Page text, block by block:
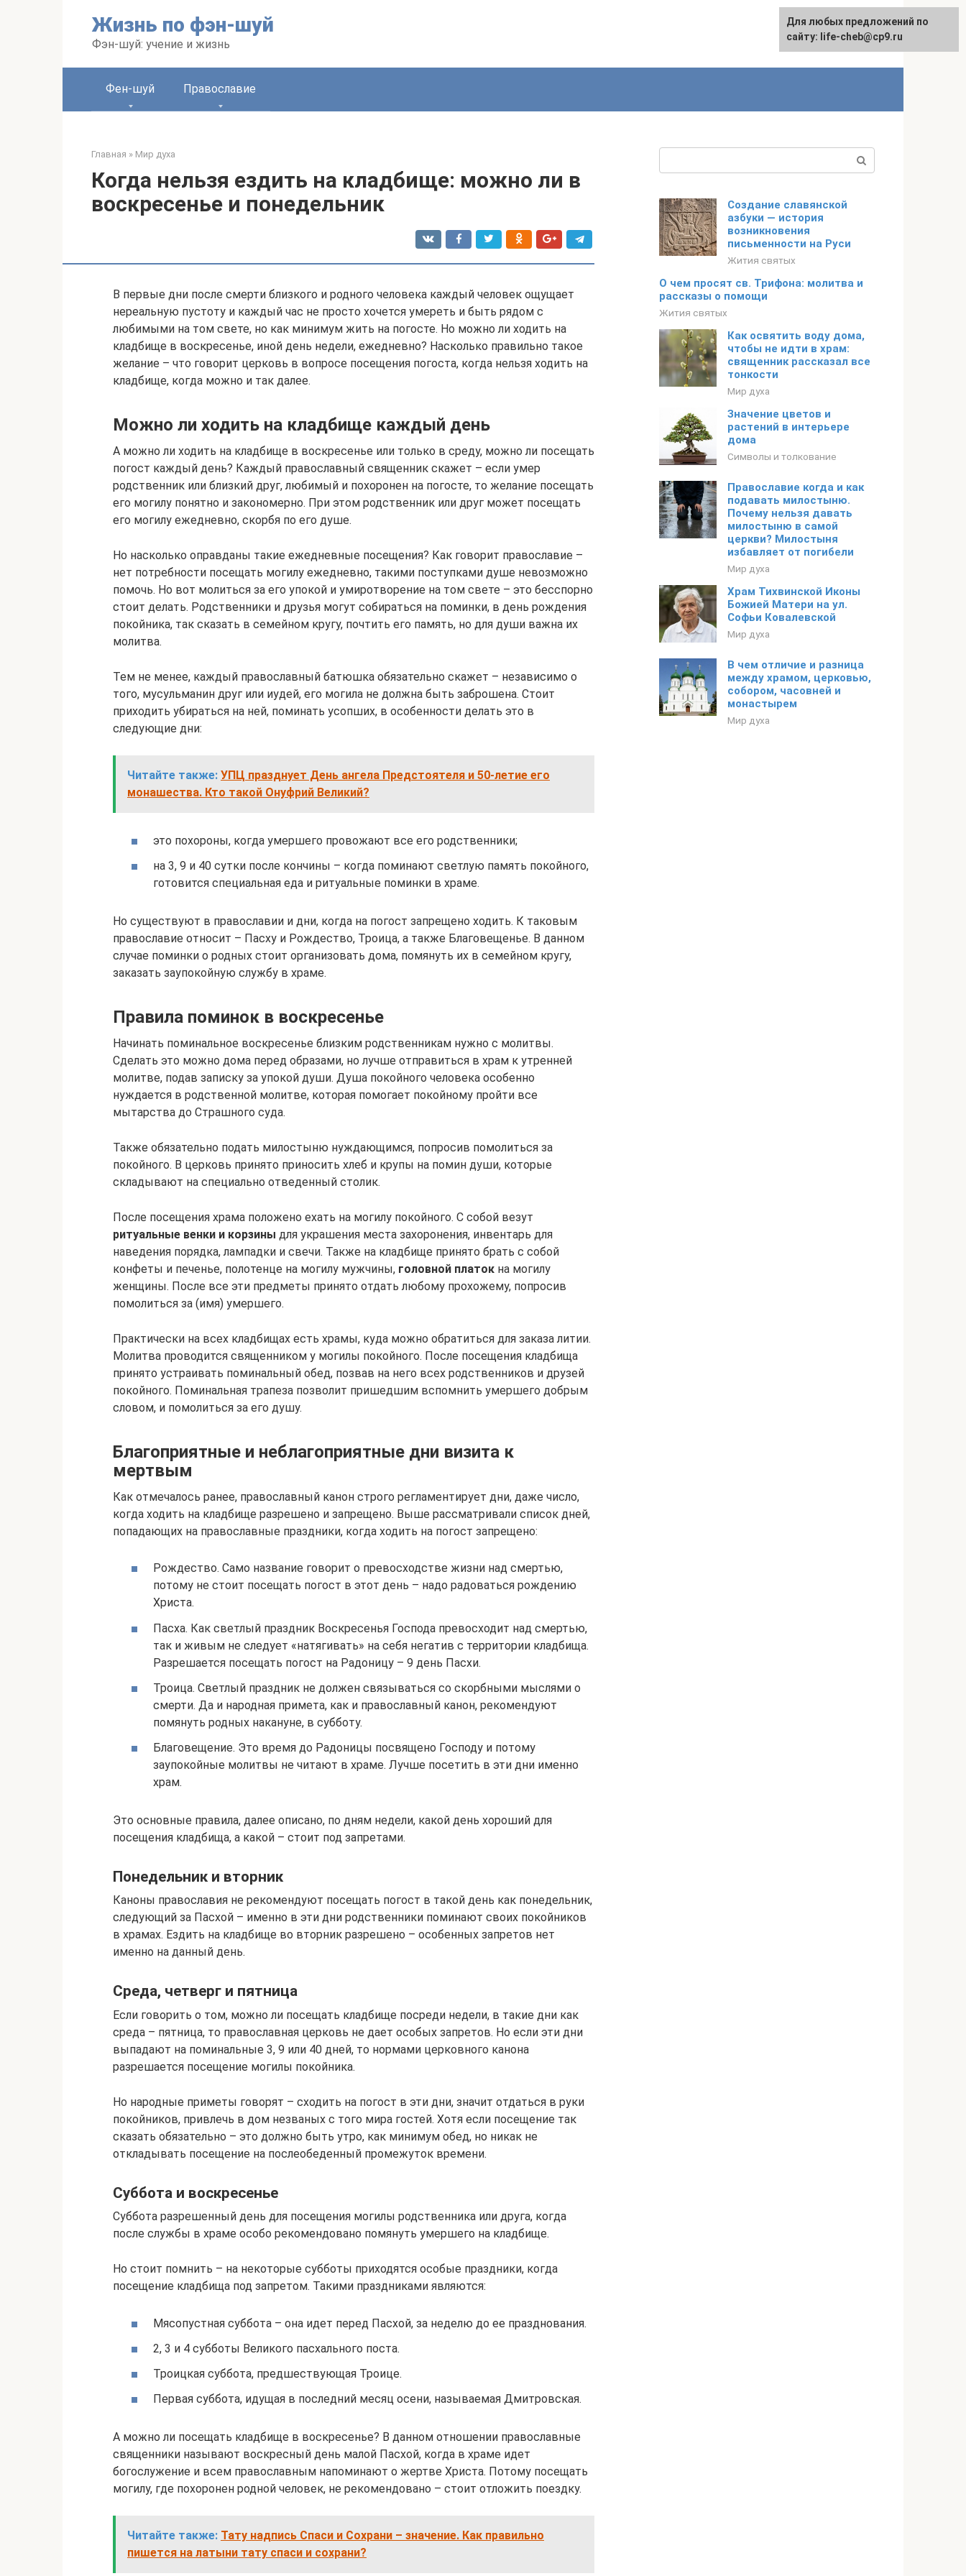
Жизнь по фэн-шуй
Фэн-шуй: учение и жизнь
Фен-шуй Православие
Главная » Мир духа
Когда нельзя ездить на кладбище: можно ли в
воскресенье и понедельник
В первые дни после смерти близкого и родного человека каждый человек ощущает
нереальную пустоту и каждый час не просто хочется умереть и быть рядом с
любимыми на том свете, но как минимум жить на погосте. Но можно ли ходить на
кладбище в воскресенье, иной день недели, ежедневно? Насколько правильно такое
желание – что говорит церковь в вопросе посещения погоста, когда нельзя ходить на
кладбище, когда можно и так далее.
Можно ли ходить на кладбище каждый день
А можно ли ходить на кладбище в воскресенье или только в среду, можно ли посещать
погост каждый день? Каждый православный священник скажет – если умер
родственник или близкий друг, любимый и похоронен на погосте, то желание посещать
его могилу понятно и закономерно. При этом родственник или друг может посещать
его могилу ежедневно, скорбя по его душе.
Но насколько оправданы такие ежедневные посещения? Как говорит православие –
нет потребности посещать могилу ежедневно, такими поступками душе невозможно
помочь. Но вот молиться за его упокой и умиротворение на том свете – это бесспорно
стоит делать. Родственники и друзья могут собираться на поминки, в день рождения
покойника, так сказать в семейном кругу, почтить его память, но для души важна их
молитва.
Тем не менее, каждый православный батюшка обязательно скажет – независимо о
того, мусульманин друг или иудей, его могила не должна быть заброшена. Стоит
приходить убираться на ней, поминать усопших, в особенности делать это в
следующие дни:
Читайте также: УПЦ празднует День ангела Предстоятеля и 50-летие его
монашества. Кто такой Онуфрий Великий?
это похороны, когда умершего провожают все его родственники;
на 3, 9 и 40 сутки после кончины – когда поминают светлую память покойного,
готовится специальная еда и ритуальные поминки в храме.
Но существуют в православии и дни, когда на погост запрещено ходить. К таковым
православие относит – Пасху и Рождество, Троица, а также Благовещенье. В данном
случае поминки о родных стоит организовать дома, помянуть их в семейном кругу,
заказать заупокойную службу в храме.
Правила поминок в воскресенье
Начинать поминальное воскресенье близким родственникам нужно с молитвы.
Сделать это можно дома перед образами, но лучше отправиться в храм к утренней
молитве, подав записку за упокой души. Душа покойного человека особенно
нуждается в родственной молитве, которая помогает покойному пройти все
мытарства до Страшного суда.
Также обязательно подать милостыню нуждающимся, попросив помолиться за
покойного. В церковь принято приносить хлеб и крупы на помин души, которые
складывают на специально отведенный столик.
После посещения храма положено ехать на могилу покойного. С собой везут
ритуальные венки и корзины для украшения места захоронения, инвентарь для
наведения порядка, лампадки и свечи. Также на кладбище принято брать с собой
конфеты и печенье, полотенце на могилу мужчины, головной платок на могилу
женщины. После все эти предметы принято отдать любому прохожему, попросив
помолиться за (имя) умершего.
Практически на всех кладбищах есть храмы, куда можно обратиться для заказа литии.
Молитва проводится священником у могилы покойного. После посещения кладбища
принято устраивать поминальный обед, позвав на него всех родственников и друзей
покойного. Поминальная трапеза позволит пришедшим вспомнить умершего добрым
словом, и помолиться за его душу.
Благоприятные и неблагоприятные дни визита к
мертвым
Как отмечалось ранее, православный канон строго регламентирует дни, даже число,
когда ходить на кладбище разрешено и запрещено. Выше рассматривали список дней,
попадающих на православные праздники, когда ходить на погост запрещено:
Рождество. Само название говорит о превосходстве жизни над смертью,
потому не стоит посещать погост в этот день – надо радоваться рождению
Христа.
Пасха. Как светлый праздник Воскресенья Господа превосходит над смертью,
так и живым не следует «натягивать» на себя негатив с территории кладбища.
Разрешается посещать погост на Радоницу – 9 день Пасхи.
Троица. Светлый праздник не должен связываться со скорбными мыслями о
смерти. Да и народная примета, как и православный канон, рекомендуют
помянуть родных накануне, в субботу.
Благовещение. Это время до Радоницы посвящено Господу и потому
заупокойные молитвы не читают в храме. Лучше посетить в эти дни именно
храм.
Это основные правила, далее описано, по дням недели, какой день хороший для
посещения кладбища, а какой – стоит под запретами.
Понедельник и вторник
Каноны православия не рекомендуют посещать погост в такой день как понедельник,
следующий за Пасхой – именно в эти дни родственники поминают своих покойников
в храмах. Ездить на кладбище во вторник разрешено – особенных запретов нет
именно на данный день.
Среда, четверг и пятница
Если говорить о том, можно ли посещать кладбище посреди недели, в такие дни как
среда – пятница, то православная церковь не дает особых запретов. Но если эти дни
выпадают на поминальные 3, 9 или 40 дней, то нормами церковного канона
разрешается посещение могилы покойника.
Но народные приметы говорят – сходить на погост в эти дни, значит отдаться в руки
покойников, привлечь в дом незваных с того мира гостей. Хотя если посещение так
сказать обязательно – это должно быть утро, как минимум обед, но никак не
откладывать посещение на послеобеденный промежуток времени.
Суббота и воскресенье
Суббота разрешенный день для посещения могилы родственника или друга, когда
после службы в храме особо рекомендовано помянуть умершего на кладбище.
Но стоит помнить – на некоторые субботы приходятся особые праздники, когда
посещение кладбища под запретом. Такими праздниками являются:
Мясопустная суббота – она идет перед Пасхой, за неделю до ее празднования.
2, 3 и 4 субботы Великого пасхального поста.
Троицкая суббота, предшествующая Троице.
Первая суббота, идущая в последний месяц осени, называемая Дмитровская.
А можно ли посещать кладбище в воскресенье? В данном отношении православные
священники называют воскресный день малой Пасхой, когда в храме идет
богослужение и всем православным напоминают о жертве Христа. Потому посещать
могилу, где похоронен родной человек, не рекомендовано – стоит отложить поездку.
Читайте также: Тату надпись Спаси и Сохрани – значение. Как правильно
пишется на латыни тату спаси и сохрани?
Cоздание славянской
азбуки — история
возникновения
письменности на Руси
Жития святых
О чем просят св. Трифона: молитва и
рассказы о помощи
Жития святых
Как освятить воду дома,
чтобы не идти в храм:
священник рассказал все
тонкости
Мир духа
Значение цветов и
растений в интерьере
дома
Символы и толкование
Православие когда и как
подавать милостыню.
Почему нельзя давать
милостыню в самой
церкви? Милостыня
избавляет от погибели
Мир духа
Храм Тихвинской Иконы
Божией Матери на ул.
Софьи Ковалевской
Мир духа
В чем отличие и разница
между храмом, церковью,
собором, часовней и
монастырем
Мир духа
Для любых предложений по
сайту: life-cheb@cp9.ru
Для любых предложений по
сайту: life-cheb@cp9.ru